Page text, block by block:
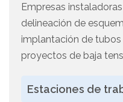
Empresas
delineación de
implantación de
proyectos de baja
Estaciones de